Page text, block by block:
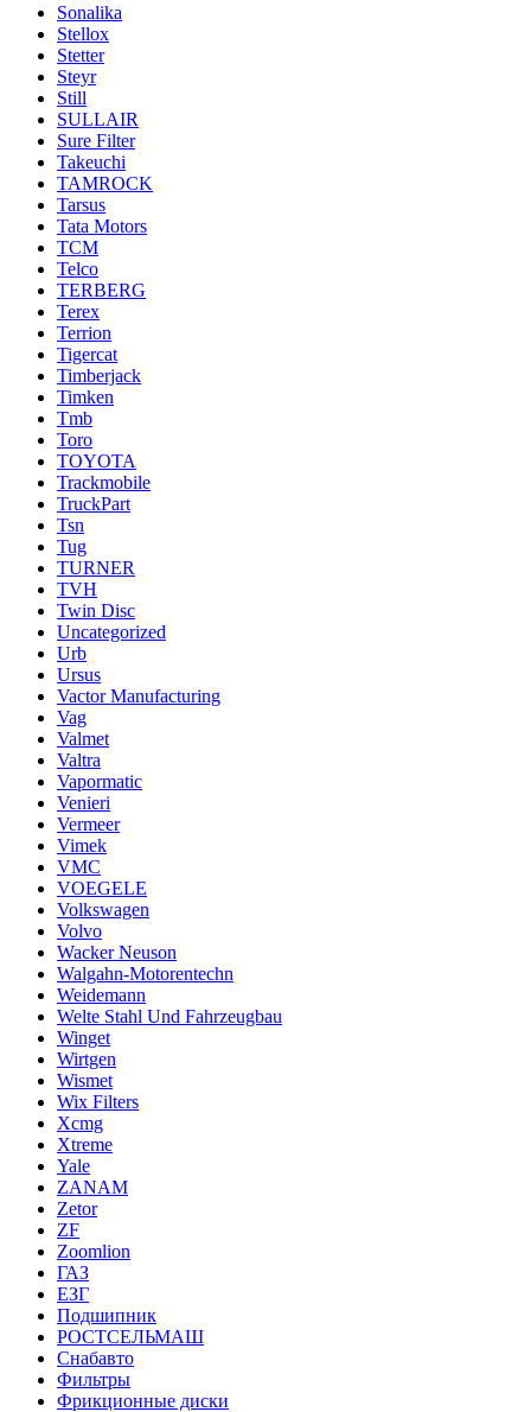
Sonalika
Stellox
Stetter
Steyr
Still
SULLAIR
Sure Filter
Takeuchi
TAMROCK
Tarsus
Tata Motors
TCM
Telco
TERBERG
Terex
Terrion
Tigercat
Timberjack
Timken
Tmb
Toro
TOYOTA
Trackmobile
TruckPart
Tsn
Tug
TURNER
TVH
Twin Disc
Uncategorized
Urb
Ursus
Vactor Manufacturing
Vag
Valmet
Valtra
Vapormatic
Venieri
Vermeer
Vimek
VMC
VOEGELE
Volkswagen
Volvo
Wacker Neuson
Walgahn-Motorentechn
Weidemann
Welte Stahl Und Fahrzeugbau
Winget
Wirtgen
Wismet
Wix Filters
Xcmg
Xtreme
Yale
ZANAM
Zetor
ZF
Zoomlion
ГАЗ
ЕЗГ
Подшипник
РОСТСЕЛЬМАШ
Снабавто
Фильтры
Фрикционные диски